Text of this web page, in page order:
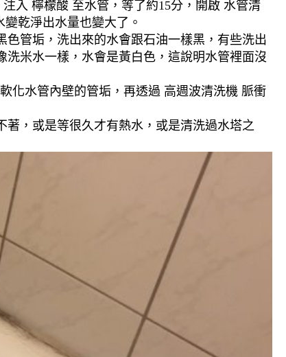
入 檸檬酸 至水管，等了約15分，開啟 水管清
乾淨出水量也變大了。
管垢，洗出來的水會跟石油一樣黑，有些洗出
米水一樣，水會是黃白色，這說明水管裡面沒
化水管內壁的管垢，再透過 高週波清洗機 脈衝
，或是等很久才有熱水，或是清洗過水塔之